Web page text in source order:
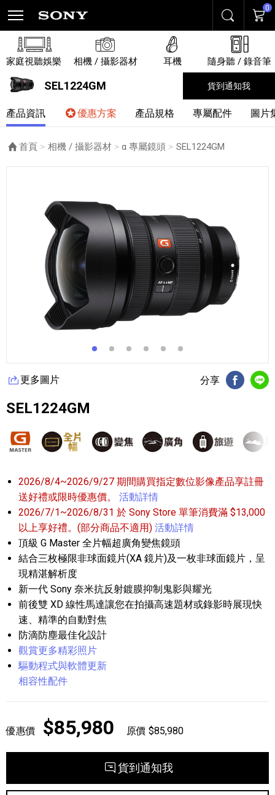
搜尋 購物
0
家庭視聽娛樂 相機 / 攝影器材 耳機 隨身聽 / 錄音筆
SEL1224GM 貨到通知我
產品資訊 優惠方案 產品規格 專屬配件 圖片
首頁 相機 / 攝影器材 α 專屬鏡頭 目前頁面：
SEL1224GM
更多圖片 分享
FB分享
SEL1224GM
2026/8/4~2026/9/27 期間購買指定數位影像產品享註冊
送好禮或限時優惠價。
活動詳情
2026/7/1~2026/8/31 於 Sony Store 單筆消費滿 $13,000
以上享好禮。(部分商品不適用) 活動詳情
頂級 G Master 全片幅超廣角變焦鏡頭
結合三枚極限非球面鏡片(XA 鏡片)及一枚非球面鏡片，呈
現精湛解析度
新一代 Sony 奈米抗反射鍍膜抑制鬼影與耀光
前後雙 XD 線性馬達讓您在拍攝高速題材或錄影時展現快
速、精準的自動對焦
防滴防塵最佳化設計
觀賞更多精彩照片
驅動程式與軟體更新
相容性配件
優惠價 $85,980 原價 $85,980
貨到通知我